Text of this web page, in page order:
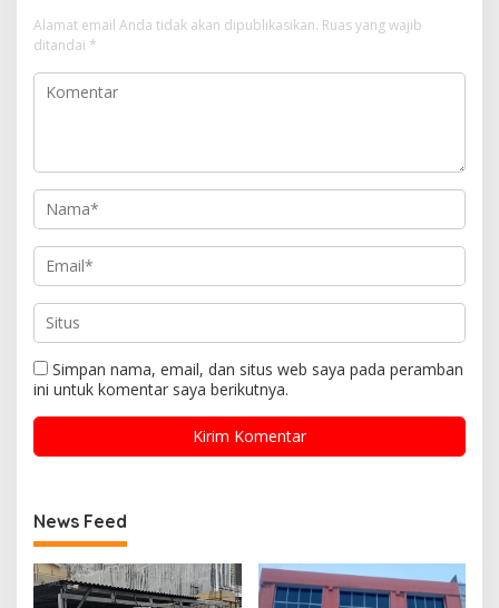
Alamat email Anda tidak akan dipublikasikan. Ruas yang wajib
ditandai *
Simpan nama, email, dan situs web saya pada peramban
ini untuk komentar saya berikutnya.
News Feed